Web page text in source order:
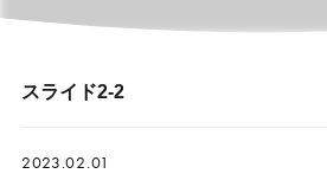
スライド2-2
2023.02.01